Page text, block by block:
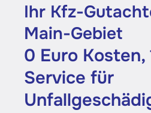
Ihr Kfz-
Main-Gebiet
0 Euro Kosten,
Service für